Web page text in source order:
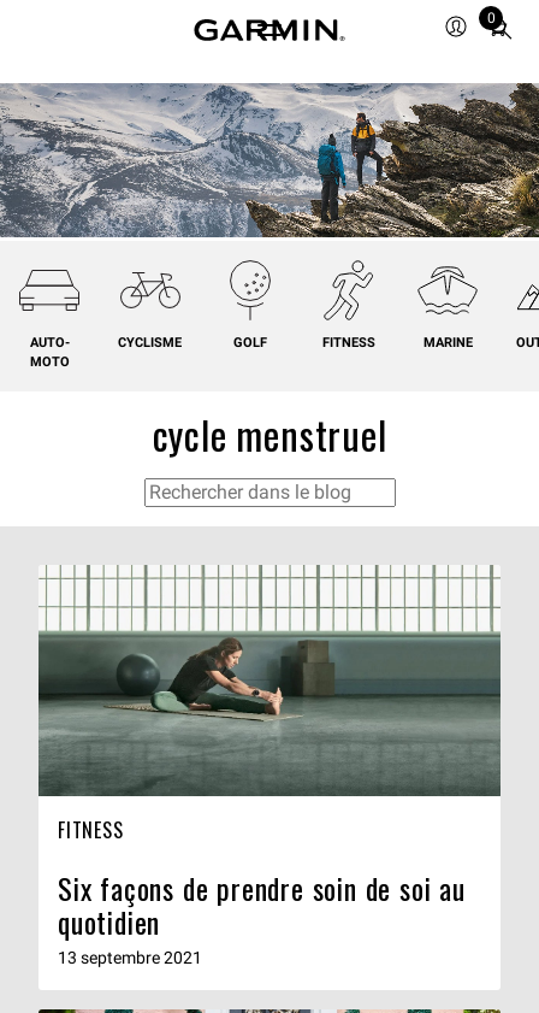
0
Total
in
cart:
0
AUTO-
MOTO
CYCLISME GOLF FITNESS MARINE
cycle menstruel
FITNESS
Six façons de prendre soin de soi au
quotidien
13 septembre 2021